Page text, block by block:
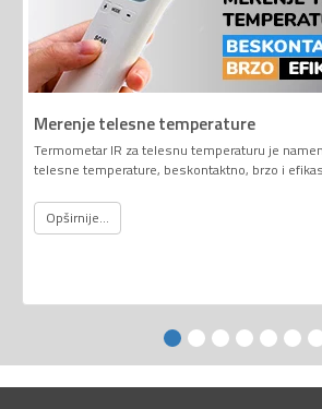
Merenje telesne temperature
Termometar IR za telesnu temperaturu je
telesne temperature, beskontaktno, brzo i
Opširnije...